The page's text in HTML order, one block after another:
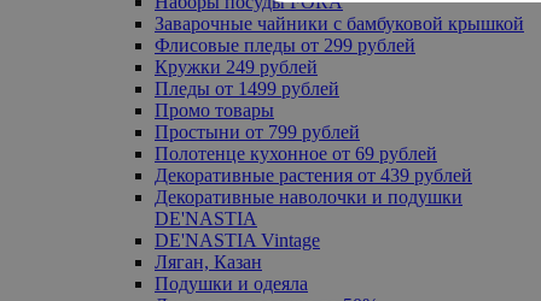
Заварочные чайники с бамбуковой крышкой
Флисовые пледы от 299 рублей
Кружки 249 рублей
Пледы от 1499 рублей
Промо товары
Простыни от 799 рублей
Полотенце кухонное от 69 рублей
Декоративные растения от 439 рублей
Декоративные наволочки и подушки
DE'NASTIA
DE'NASTIA Vintage
Ляган, Казан
Подушки и одеяла